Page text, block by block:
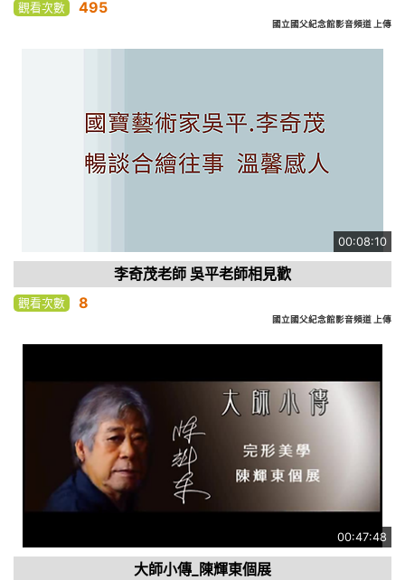
觀看次數 495
國立國父紀念館影音頻道 上傳
00:08:10
李奇茂老師 吳平老師相見歡
觀看次數 8
國立國父紀念館影音頻道 上傳
00:47:48
大師小傳_陳輝東個展